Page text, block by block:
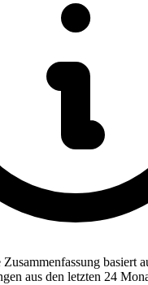
basiert
aus den letzten 24